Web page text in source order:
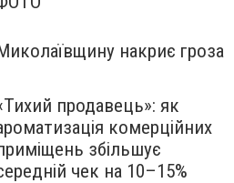
накриє гроза
продавець»: як
комерційних
збільшує
чек на 10–15%